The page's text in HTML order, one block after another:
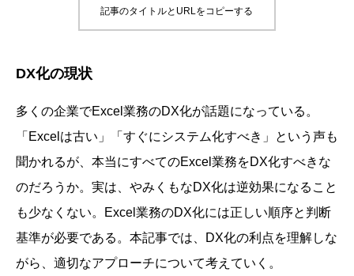
記事のタイトルとURLをコピーする
DX化の現状
多くの企業でExcel業務のDX化が話題になっている。
「Excelは古い」「すぐにシステム化すべき」という声も
聞かれるが、本当にすべてのExcel業務をDX化すべきな
のだろうか。実は、やみくもなDX化は逆効果になること
も少なくない。Excel業務のDX化には正しい順序と判断
基準が必要である。本記事では、DX化の利点を理解しな
がら、適切なアプローチについて考えていく。